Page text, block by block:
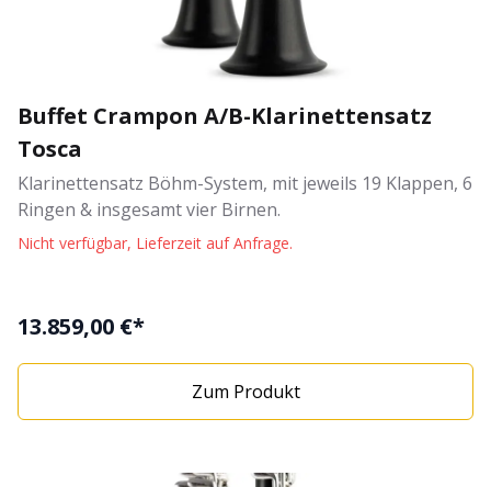
Buffet Crampon A/B-Klarinettensatz
Tosca
Klarinettensatz Böhm-System, mit jeweils 19 Klappen, 6
Ringen & insgesamt vier Birnen.
Nicht verfügbar, Lieferzeit auf Anfrage.
13.859,00 €*
Zum Produkt